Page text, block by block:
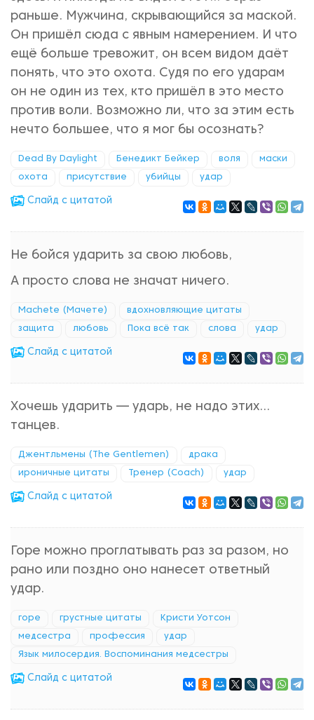
раньше. Мужчина, скрывающийся за маской.
Он пришёл сюда с явным намерением. И что
ещё больше тревожит, он всем видом даёт
понять, что это охота. Судя по его ударам
он не один из тех, кто пришёл в это место
против воли. Возможно ли, что за этим есть
нечто большее, что я мог бы осознать?
Dead By Daylight Бенедикт Бейкер воля маски
охота присутствие убийцы удар
Cлайд с цитатой
Не бойся ударить за свою любовь,
А просто слова не значат ничего.
Machete (Мачете) вдохновляющие цитаты
защита любовь Пока всё так слова удар
Cлайд с цитатой
Хочешь ударить — ударь, не надо этих...
танцев.
Джентльмены (The Gentlemen) драка
ироничные цитаты Тренер (Coach) удар
Cлайд с цитатой
Горе можно проглатывать раз за разом, но
рано или поздно оно нанесет ответный
удар.
горе грустные цитаты Кристи Уотсон
медсестра профессия удар
Язык милосердия. Воспоминания медсестры
Cлайд с цитатой